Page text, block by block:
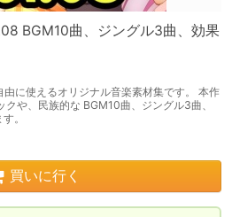
BGM10曲、ジングル3曲、効果
に使えるオリジナル音楽素材集です。 本作
や、民族的な BGM10曲、ジングル3曲、
。
買いに行く